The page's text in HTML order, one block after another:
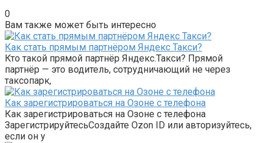
0
Вам также может быть интересно
Как стать прямым партнёром Яндекс Такси?
Кто такой прямой партнёр Яндекс.Такси? Прямой
партнёр — это водитель, сотрудничающий не через
таксопарк,
Как зарегистрироваться на Озоне с телефона
Как зарегистрироваться на Озоне с телефона
ЗарегистрируйтесьСоздайте Ozon ID или авторизуйтесь,
если он у